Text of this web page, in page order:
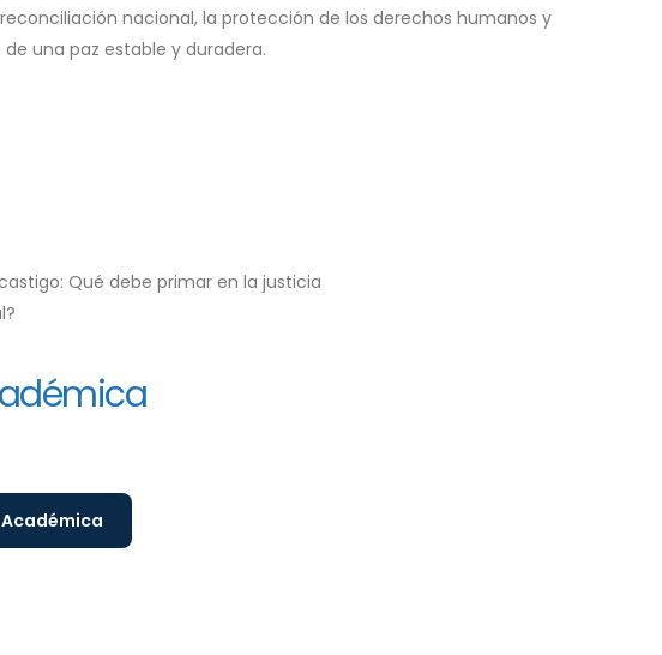
nacional, la protección de los derechos humanos y
una paz estable y duradera.
Qué debe primar en la justicia